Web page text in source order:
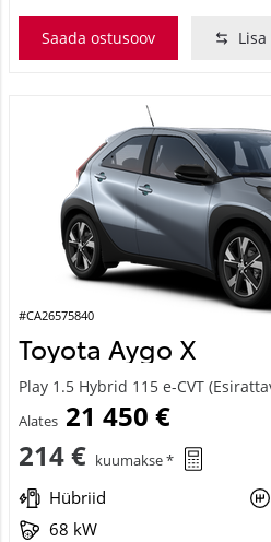
Saada ostusoov
#CA26575840
Toyota Aygo X
Play 1.5 Hybrid 115 e-CVT
Alates 21 450 €
214 € kuumakse *
Hübriid
68 kW